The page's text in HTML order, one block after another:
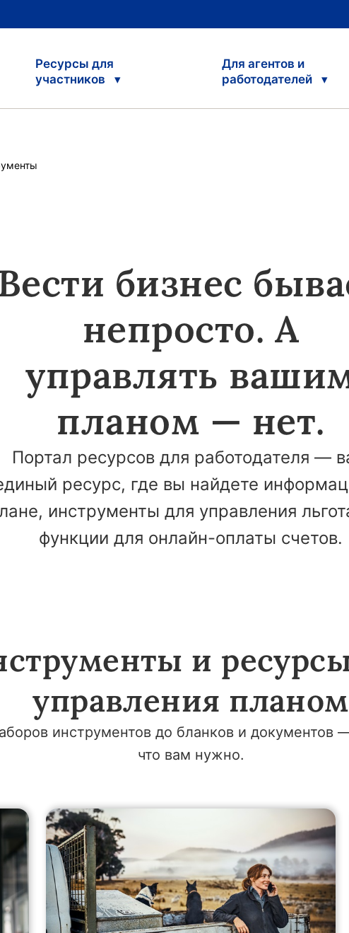
Ресурсы для
участников
Для агентов и
работодателей
бизнес
непросто. А
управлять
планом — нет.
Портал ресурсов для работодателя —
ресурс, где вы найдете
инструменты для управления
функции для онлайн-оплаты счетов.
и
управления планом
инструментов до бланков и документов
что вам нужно.